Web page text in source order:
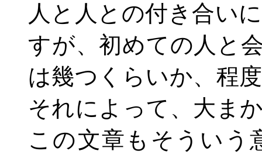
人と人との付き合い
すが、初めての人と
は幾つくらいか、程
それによって、大ま
この文章もそういう